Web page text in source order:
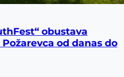
obustava
od danas do